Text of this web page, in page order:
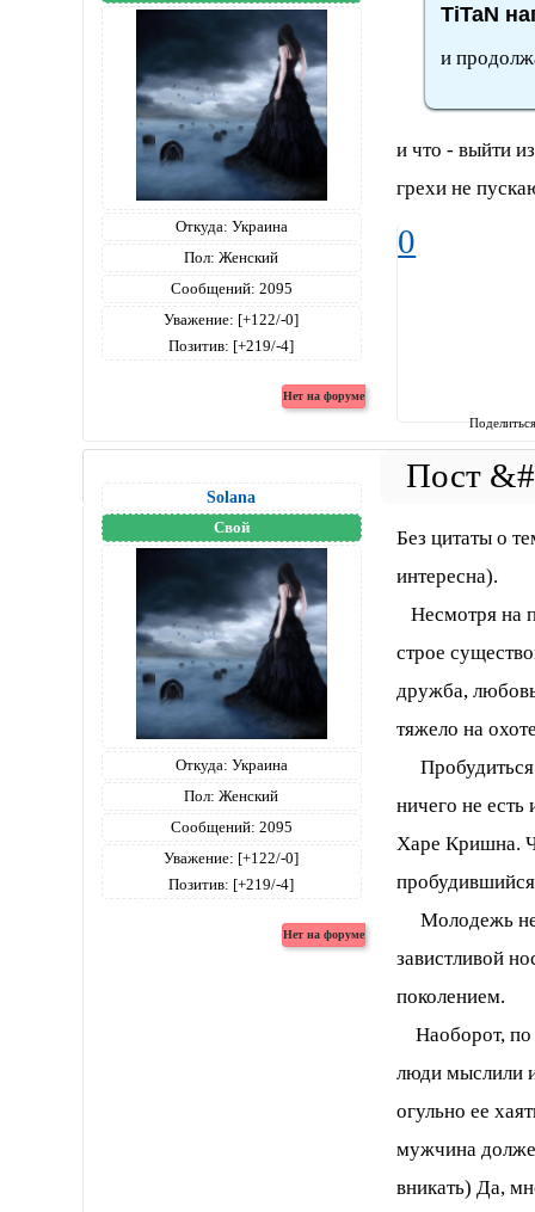
Откуда: Украина
Пол: Женский
Сообщений: 2095
Уважение: [+122/-0]
Позитив: [+219/-4]
TiTaN
и
и что - выйти
грехи не
0
Solana
Свой
Откуда: Украина
Пол: Женский
Сообщений: 2095
Уважение: [+122/-0]
Позитив: [+219/-4]
Без цитаты о
интересна).
Несмотря на
строе
дружба,
тяжело на
Пробудиться
ничего не
Харе Кришна.
Молодежь не
завистливой
поколением.
Наоборот, по
люди мыслили
огульно ее
мужчина
вникать) Да,